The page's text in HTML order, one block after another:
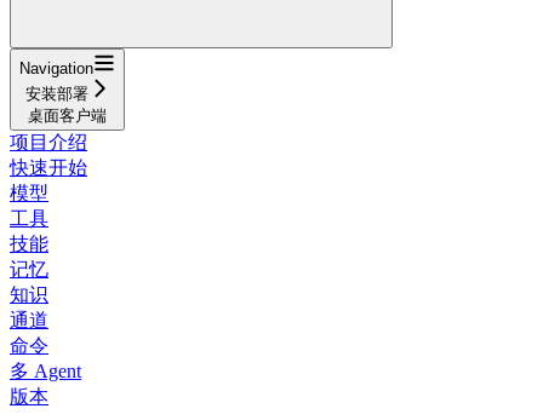
Navigation
安装部署
桌面客户端
项目介绍
快速开始
模型
工具
技能
记忆
知识
通道
命令
多 Agent
版本